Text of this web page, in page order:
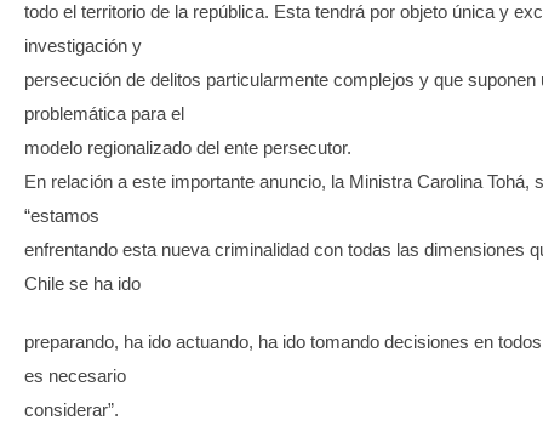
todo el territorio de la república. Esta tendrá por objeto única y
investigación y
persecución de delitos particularmente complejos y que suponen
problemática para el
modelo regionalizado del ente persecutor.
En relación a este importante anuncio, la Ministra Carolina Tohá,
“estamos
enfrentando esta nueva criminalidad con todas las dimensiones
Chile se ha ido
preparando, ha ido actuando, ha ido tomando decisiones en
es necesario
considerar”.